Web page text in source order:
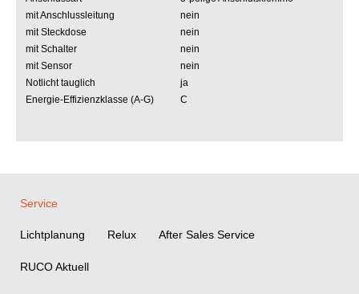
mit Anschlussleitung
nein
mit Steckdose
nein
mit Schalter
nein
mit Sensor
nein
Notlicht tauglich
ja
Energie-Effizienzklasse (A-G)
C
Service
Lichtplanung Relux After Sales Service
RUCO Aktuell